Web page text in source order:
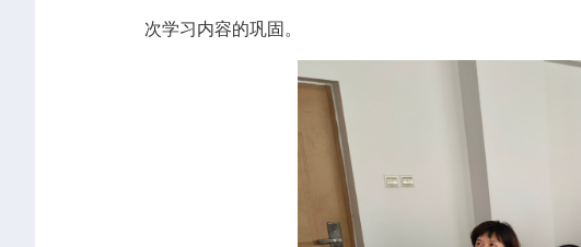
次学习内容的巩固。